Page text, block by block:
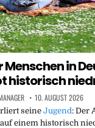
Menschen in
historisch
10. AUGUST 2026
seine Jugend: Der
einem historisch